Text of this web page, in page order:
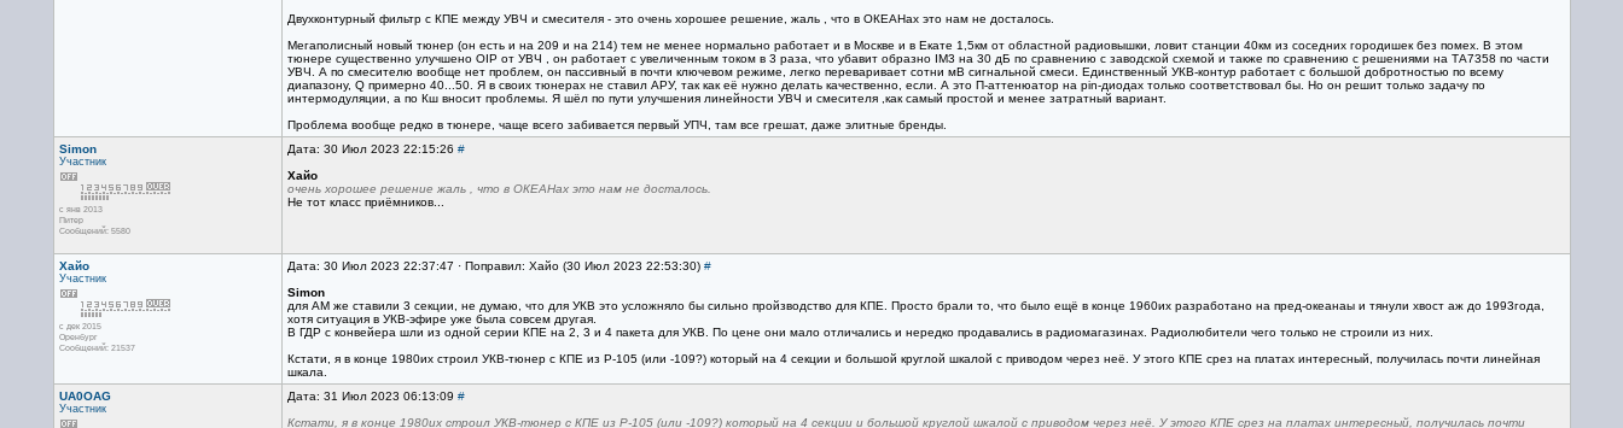
Двухконтурный фильтр с КПЕ между УВЧ и смесителя - это очень хорошее решение, жаль , что в ОКЕАНах это нам не досталось.
Мегаполисный новый тюнер (он есть и на 209 и на 214) тем не менее нормально работает и в Москве и в Екате 1,5км от областной радиовышки, ловит станции 40км из соседних городишек без помех. В этом
тюнере существенно улучшено OIP от УВЧ , он работает с увеличенным током в 3 раза, что убавит образно IM3 на 30 дБ по сравнению с заводской схемой и также по сравнению с решениями на ТА7358 по части
УВЧ. А по смесителю вообще нет проблем, он пассивный в почти ключевом режиме, легко переваривает сотни мВ сигнальной смеси. Единственный УКВ-контур работает с большой добротностью по всему
диапазону, Q примерно 40...50. Я в своих тюнерах не ставил АРУ, так как её нужно делать качественно, если. А это П-аттенюатор на pin-диодах только соответствовал бы. Но он решит только задачу по
интермодуляции, а по Кш вносит проблемы. Я шёл по пути улучшения линейности УВЧ и смесителя ,как самый простой и менее затратный вариант.
Проблема вообще редко в тюнере, чаще всего забивается первый УПЧ, там все грешат, даже элитные бренды.
Simon
Участник
с янв 2013
Питер
Сообщений: 5580
Дата: 30 Июл 2023 22:15:26 #
Хайо
очень хорошее решение жаль , что в ОКЕАНах это нам не досталось.
Не тот класс приёмников...
Хайо
Участник
с дек 2015
Оренбург
Сообщений: 21537
Дата: 30 Июл 2023 22:37:47 · Поправил: Хайо (30 Июл 2023 22:53:30) #
Simon
для АМ же ставили 3 секции, не думаю, что для УКВ это усложняло бы сильно пройзводство для КПЕ. Просто брали то, что было ещё в конце 1960их разработано на пред-океанаы и тянули хвост аж до 1993года,
хотя ситуация в УКВ-эфире уже была совсем другая.
В ГДР с конвейера шли из одной серии КПЕ на 2, 3 и 4 пакета для УКВ. По цене они мало отличались и нередко продавались в радиомагазинах. Радиолюбители чего только не строили из них.
Кстати, я в конце 1980их строил УКВ-тюнер с КПЕ из Р-105 (или -109?) который на 4 секции и большой круглой шкалой с приводом через неё. У этого КПЕ срез на платах интересный, получилась почти линейная
шкала.
UA0OAG
Участник
Дата: 31 Июл 2023 06:13:09 #
Кстати, я в конце 1980их строил УКВ-тюнер с КПЕ из Р-105 (или -109?) который на 4 секции и большой круглой шкалой с приводом через неё. У этого КПЕ срез на платах интересный, получилась почти